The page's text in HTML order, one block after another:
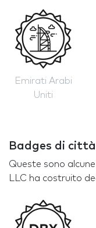
Emirati Arabi
Uniti
Badges di città
Queste sono
LLC ha costruito